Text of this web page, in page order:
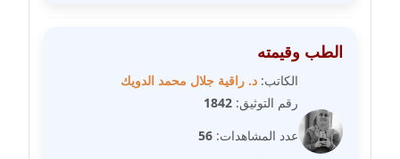
مدونة سلوى محمود
عاملة
مدونة سماح حامد
عاملة
الطب وقيمته
الكاتب: د. راقية جلال محمد الدويك
رقم التوثيق: 1842
عدد المشاهدات: 56